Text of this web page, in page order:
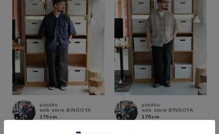
yusaku
web store BINGOYA
170cm
yusaku
web store BINGOYA
170cm